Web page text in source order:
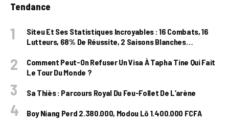
Tendance
Siteu Et Ses Statistiques Incroyables : 16 Combats, 16
Lutteurs, 68% De Réussite, 2 Saisons Blanches…
Comment Peut-On Refuser Un Visa À Tapha Tine Qui Fait
Le Tour Du Monde ?
Sa Thiès : Parcours Royal Du Feu-Follet De L’arène
Boy Niang Perd 2.380.000, Modou Lô 1.400.000 FCFA